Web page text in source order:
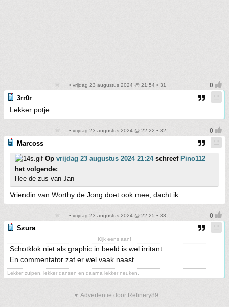
• vrijdag 23 augustus 2024 @ 21:54 • 31
3rr0r
Lekker potje
• vrijdag 23 augustus 2024 @ 22:22 • 32
Marcoss
Op vrijdag 23 augustus 2024 21:24schreef Pino112
het volgende:
Hee de zus van Jan
Vriendin van Worthy de Jong doet ook mee, dacht ik
• vrijdag 23 augustus 2024 @ 22:25 • 33
Szura
Kijk eens aan!
Schotklok niet als graphic in beeld is wel irritant
En commentator zat er wel vaak naast
Lekker zuipen, lekker dansen en daarna lekker neuken.
▼ Advertentie door Refinery89